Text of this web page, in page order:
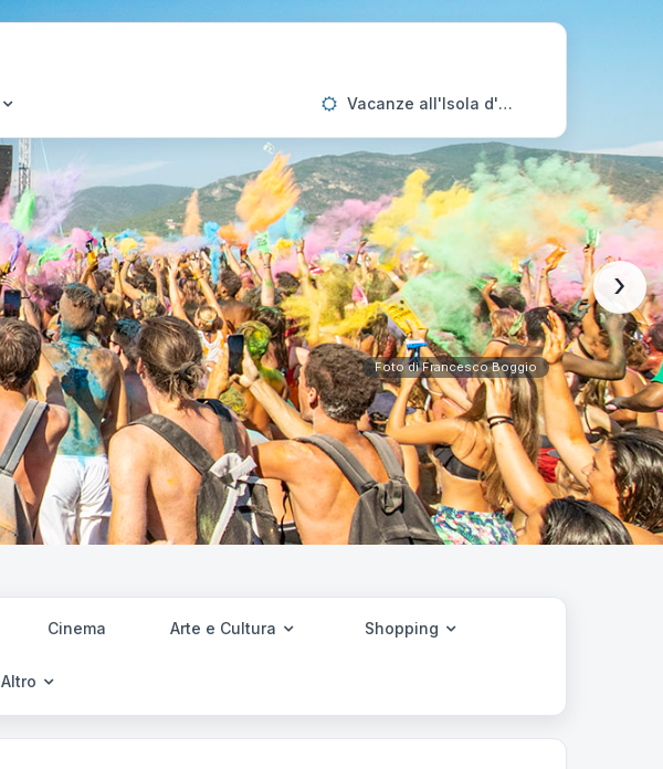
Vacanze all'Isola d'Elba
Foto di Francesco Boggio
›
Cinema Arte e Cultura Shopping
Altro